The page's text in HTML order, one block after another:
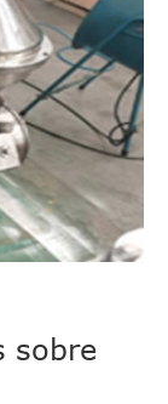
sobre